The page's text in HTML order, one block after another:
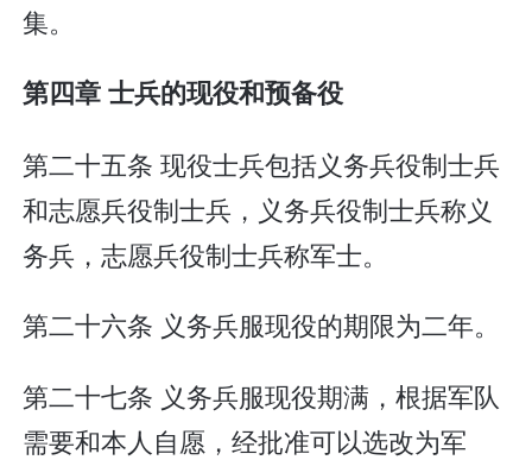
集。
第四章 士兵的现役和预备役
第二十五条 现役士兵包括义务兵役制士兵
和志愿兵役制士兵，义务兵役制士兵称义
务兵，志愿兵役制士兵称军士。
第二十六条 义务兵服现役的期限为二年。
第二十七条 义务兵服现役期满，根据军队
需要和本人自愿，经批准可以选改为军